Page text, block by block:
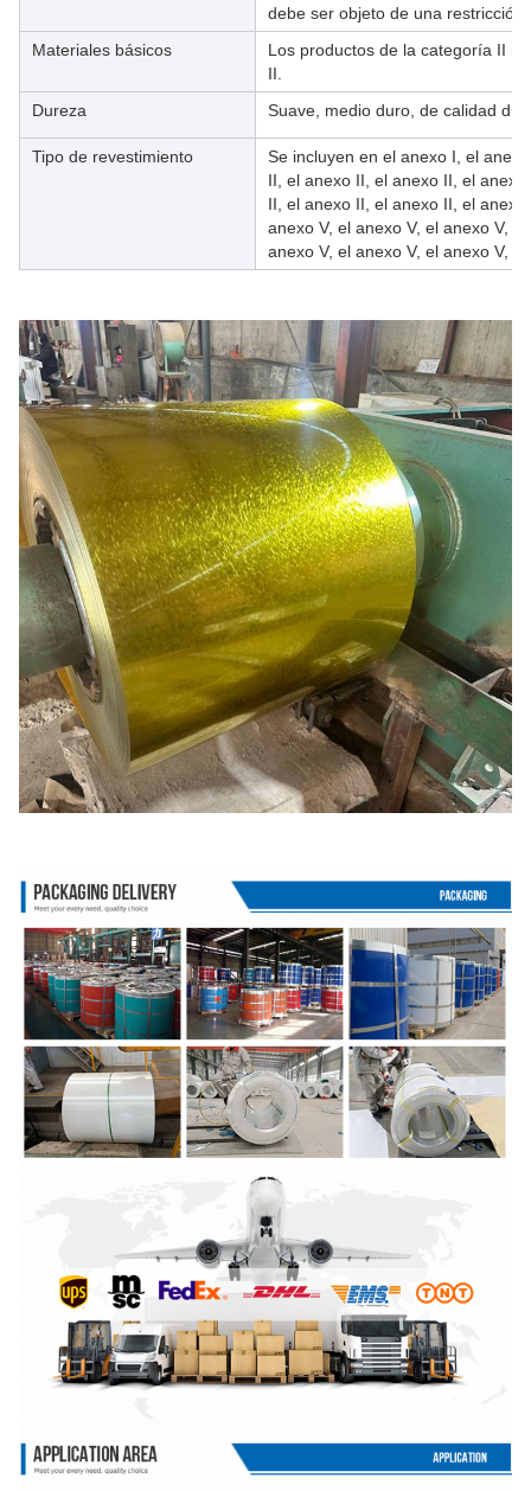
debe ser objeto de una restricción
Materiales básicos
Los productos de la categoría II
II.
Dureza
Suave, medio duro, de calidad
Tipo de revestimiento
Se incluyen en el anexo I, el
II, el anexo II, el anexo II, el
II, el anexo II, el anexo II, el
anexo V, el anexo V, el anexo V,
anexo V, el anexo V, el anexo V,